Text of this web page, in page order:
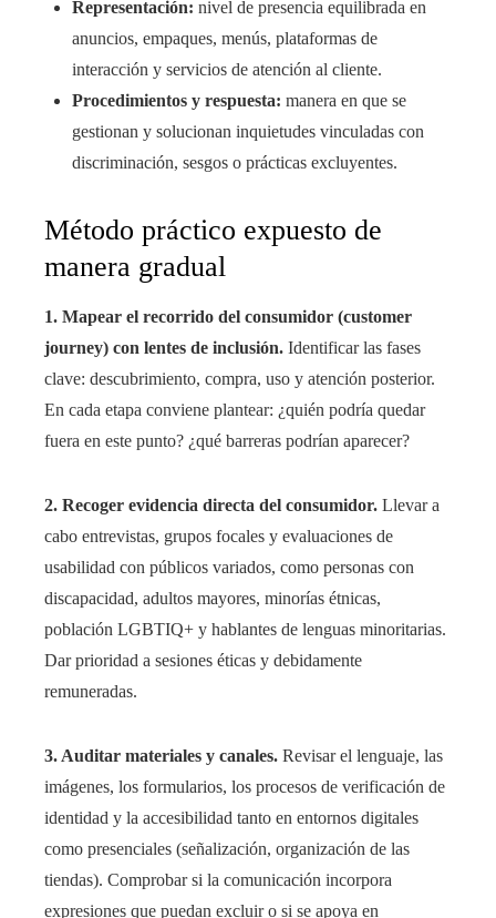
Representación: nivel de presencia equilibrada en
anuncios, empaques, menús, plataformas de
interacción y servicios de atención al cliente.
Procedimientos y respuesta: manera en que se
gestionan y solucionan inquietudes vinculadas con
discriminación, sesgos o prácticas excluyentes.
Método práctico expuesto de
manera gradual
1. Mapear el recorrido del consumidor (customer
journey) con lentes de inclusión. Identificar las fases
clave: descubrimiento, compra, uso y atención posterior.
En cada etapa conviene plantear: ¿quién podría quedar
fuera en este punto? ¿qué barreras podrían aparecer?
2. Recoger evidencia directa del consumidor. Llevar a
cabo entrevistas, grupos focales y evaluaciones de
usabilidad con públicos variados, como personas con
discapacidad, adultos mayores, minorías étnicas,
población LGBTIQ+ y hablantes de lenguas minoritarias.
Dar prioridad a sesiones éticas y debidamente
remuneradas.
3. Auditar materiales y canales. Revisar el lenguaje, las
imágenes, los formularios, los procesos de verificación de
identidad y la accesibilidad tanto en entornos digitales
como presenciales (señalización, organización de las
tiendas). Comprobar si la comunicación incorpora
expresiones que puedan excluir o si se apoya en